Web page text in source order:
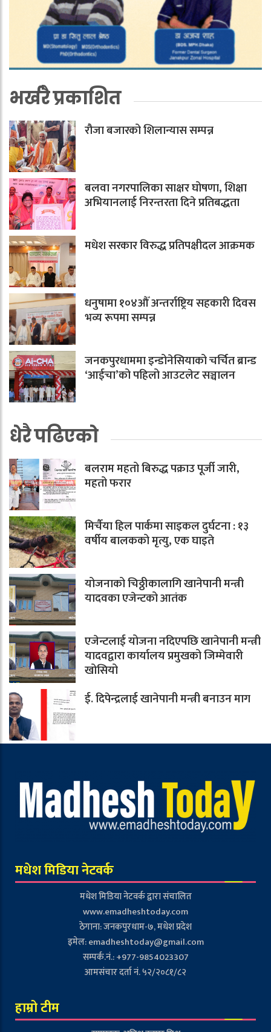
भर्खरै प्रकाशित
रौजा बजारको शिलान्यास सम्पन्न
बलवा नगरपालिका साक्षर घोषणा, शिक्षा
अभियानलाई निरन्तरता दिने प्रतिबद्धता
मधेश सरकार विरुद्ध प्रतिपक्षीदल आक्रमक
धनुषामा १०४औँ अन्तर्राष्ट्रिय सहकारी दिवस
भव्य रूपमा सम्पन्न
जनकपुरधाममा इन्डोनेसियाको चर्चित ब्रान्ड
‘आईचा’को पहिलो आउटलेट सञ्चालन
धेरै पढिएको
बलराम महतो बिरुद्ध पक्राउ पूर्जी जारी,
महतो फरार
मिर्चैया हिल पार्कमा साइकल दुर्घटना : १३
वर्षीय बालकको मृत्यु, एक घाइते
योजनाको चिठ्ठीकालागि खानेपानी मन्त्री
यादवका एजेन्टको आतंक
एजेन्टलाई योजना नदिएपछि खानेपानी मन्त्री
यादवद्वारा कार्यालय प्रमुखको जिम्मेवारी
खोसियो
ई. दिपेन्द्रलाई खानेपानी मन्त्री बनाउन माग
मधेश मिडिया नेटवर्क
मधेश मिडिया नेटवर्क द्वारा संचालित
www.emadheshtoday.com
ठेगाना: जनकपुरधाम-७, मधेश प्रदेश
इमेल:emadheshtoday@gmail.com
सम्पर्क.नं.: +977-9854023307
आमसंचार दर्ता नं. ५२/२०८१/८२
हाम्रो टीम